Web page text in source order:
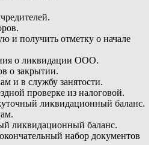
и получить отметку о начале
о ликвидации ООО.
о закрытии.
и в службу занятости.
проверке из налоговой.
ликвидационный баланс.
ликвидационный баланс.
набор документов